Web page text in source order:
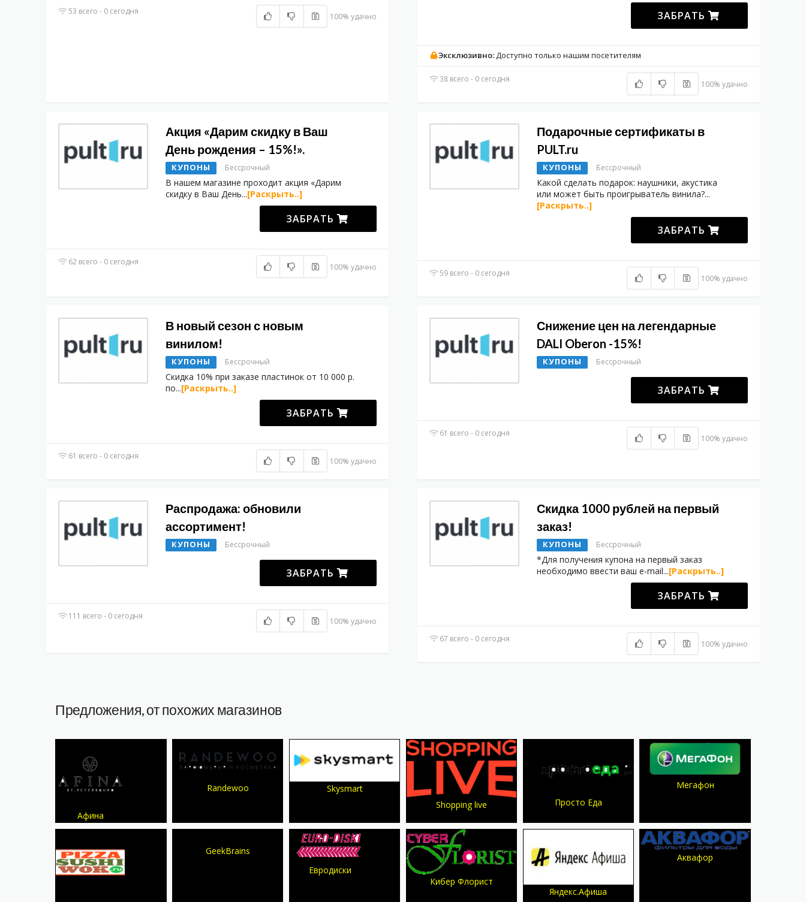
53 всего - 0 сегодня
100% удачно ЗАБРАТЬ
Эксклюзивно:Доступно только нашим посетителям
38 всего - 0 сегодня
100% удачно
Акция «Дарим скидку в Ваш
День рождения – 15%!».
КУПОНЫ Бессрочный
В нашем магазине проходит акция «Дарим
скидку в Ваш День...[Раскрыть..]
ЗАБРАТЬ
62 всего - 0 сегодня
100% удачно
Подарочные сертификаты в
PULT.ru
КУПОНЫ Бессрочный
Какой сделать подарок: наушники, акустика
или может быть проигрыватель винила?...
[Раскрыть..]
ЗАБРАТЬ
59 всего - 0 сегодня
100% удачно
В новый сезон с новым
винилом!
КУПОНЫ Бессрочный
Скидка 10% при заказе пластинок от 10 000 р.
по...[Раскрыть..]
ЗАБРАТЬ
61 всего - 0 сегодня
100% удачно
Снижение цен на легендарные
DALI Oberon -15%!
КУПОНЫ Бессрочный
ЗАБРАТЬ
61 всего - 0 сегодня
100% удачно
Распродажа: обновили
ассортимент!
КУПОНЫ Бессрочный
ЗАБРАТЬ
111 всего - 0 сегодня
100% удачно
Скидка 1000 рублей на первый
заказ!
КУПОНЫ Бессрочный
*Для получения купона на первый заказ
необходимо ввести ваш e-mail...[Раскрыть..]
ЗАБРАТЬ
67 всего - 0 сегодня
100% удачно
Предложения, от похожих магазинов
Афина
Randewoo
Skysmart
Shopping live
Просто Еда
Мегафон
GeekBrains
Евродиски
Кибер Флорист
Яндекс.Афиша
Аквафор